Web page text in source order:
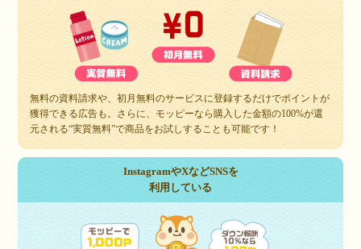
無料の資料請求や、初月無料のサービスに登録するだけでポイントが
獲得できる広告も。さらに、モッピーなら購入した金額の100%が還
元される“実質無料”で商品をお試しすることも可能です！
InstagramやXなどSNSを
利用している